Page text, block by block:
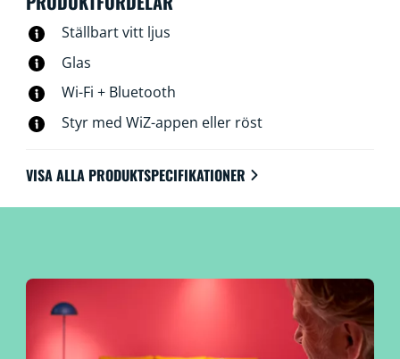
Ställbart vitt ljus
Glas
Wi-Fi + Bluetooth
Styr med WiZ-appen eller röst
VISA ALLA PRODUKTSPECIFIKATIONER